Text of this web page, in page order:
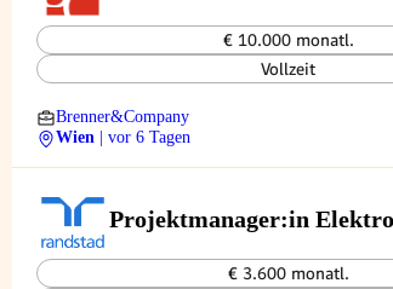
€ 10.000 monatl.
Vollzeit
Brenner&Company
Wien
| vor 6 Tagen
Projektmanager:in
€ 3.600 monatl.